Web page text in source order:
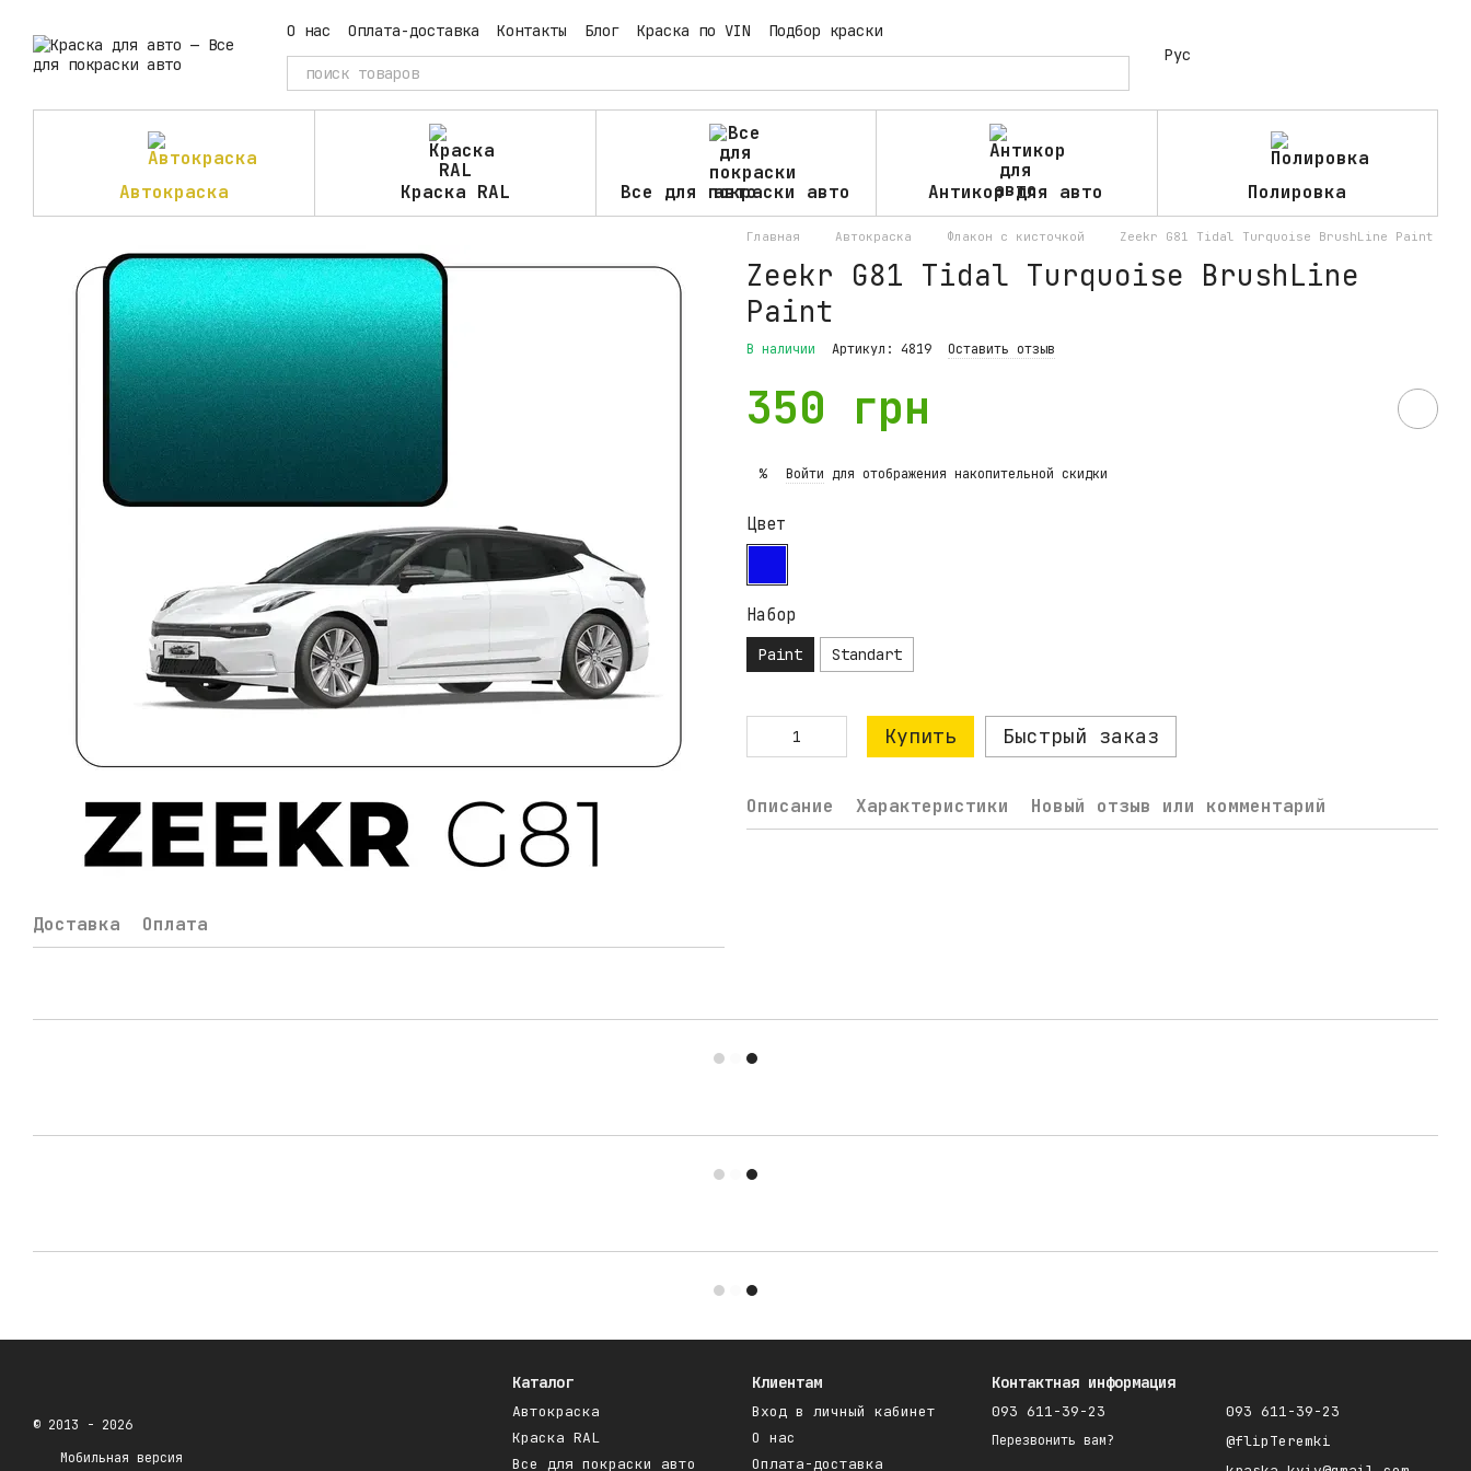
О нас Оплата-доставка Контакты Блог Краска по VIN
Подбор краски
Рус
Автокраска Краска RAL Все для покраски авто Антикор для авто Полировка
Доставка Оплата
Главная Автокраска Флакон с кисточкой Zeekr G81 Tidal Turquoise BrushLine Paint
Zeekr G81 Tidal Turquoise BrushLine
Paint
В наличии Артикул: 4819 Оставить отзыв
350 грн
% Войти для отображения накопительной скидки
Цвет
Набор
Paint Standart
Купить Быстрый заказ
Описание Характеристики Новый отзыв или комментарий
© 2013 - 2026
Мобильная версия
Каталог
Автокраска
Краска RAL
Все для покраски авто
Клиентам
Вход в личный кабинет
О нас
Оплата-доставка
Контактная информация
093 611-39-23
Перезвонить вам?
093 611-39-23
@flipTeremki